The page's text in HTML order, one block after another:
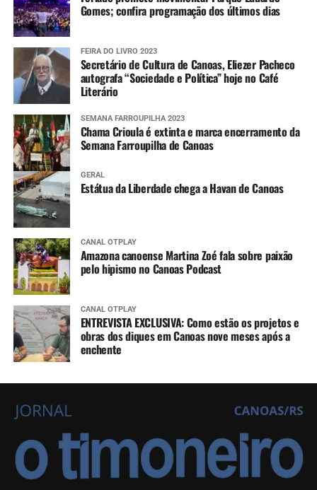
Gomes; confira programação dos últimos dias
FEIRA DO LIVRO 2023
Secretário de Cultura de Canoas, Eliezer Pacheco
autografa “Sociedade e Política” hoje no Café
Literário
SEMANA FARROUPILHA 2023
Chama Crioula é extinta e marca encerramento da
Semana Farroupilha de Canoas
GERAL
Estátua da Liberdade chega a Havan de Canoas
CANAL OTPLAY
Amazona canoense Martina Zoé fala sobre paixão
pelo hipismo no Canoas Podcast
CANAL OTPLAY
ENTREVISTA EXCLUSIVA: Como estão os projetos e
obras dos diques em Canoas nove meses após a
enchente